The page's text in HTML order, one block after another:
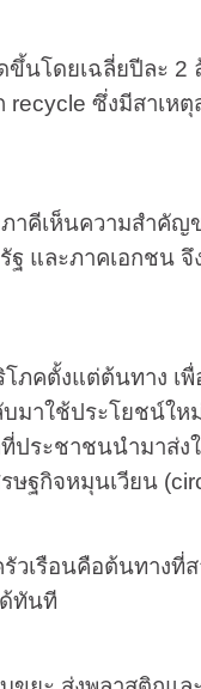
นโดยเฉลี่ยปีละ
recycle ซึ่งมีสาเห
าคีเห็นความสำคั
และภาคเอกชน จึ
ภคตั้งแต่ต้นทาง
มาใช้ประโยชน์ให
ระชาชนนำมาส่ง
ษฐกิจหมุนเวียน (
วเรือนคือต้นทาง
ทันที